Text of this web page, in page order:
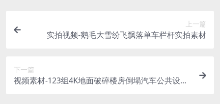
上一篇
实拍视频-鹅毛大雪纷飞飘落单车栏杆实拍素材
下一篇
视频素材-123组4K地面破碎楼房倒塌汽车公共设施